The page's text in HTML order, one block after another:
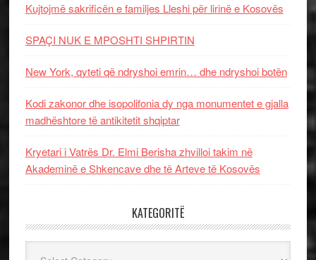
Kujtojmë sakrificën e familjes Lleshi për lirinë e Kosovës
SPAÇI NUK E MPOSHTI SHPIRTIN
New York, qyteti që ndryshoi emrin… dhe ndryshoi botën
Kodi zakonor dhe isopolifonia dy nga monumentet e gjalla
madhështore të antikitetit shqiptar
Kryetari i Vatrës Dr. Elmi Berisha zhvilloi takim në
Akademinë e Shkencave dhe të Arteve të Kosovës
KATEGORITË